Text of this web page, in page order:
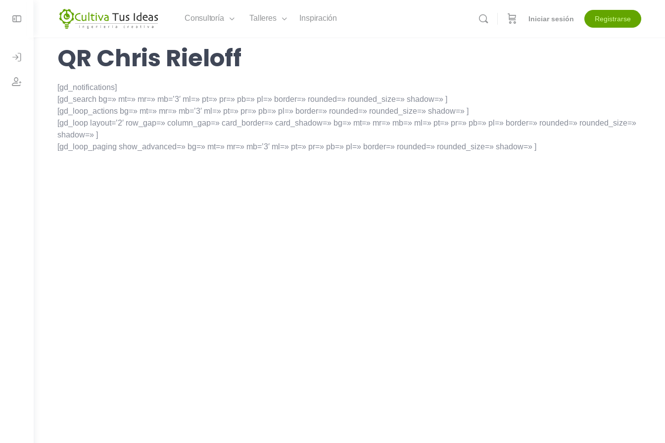
Consultoría Talleres Inspiración Iniciar sesión Registrarse
QR Chris Rieloff
[gd_notifications]
[gd_search bg=» mt=» mr=» mb=’3′ ml=» pt=» pr=» pb=» pl=» border=» rounded=» rounded_size=» shadow=» ]
[gd_loop_actions bg=» mt=» mr=» mb=’3′ ml=» pt=» pr=» pb=» pl=» border=» rounded=» rounded_size=» shadow=» ]
[gd_loop layout=’2′ row_gap=» column_gap=» card_border=» card_shadow=» bg=» mt=» mr=» mb=» ml=» pt=» pr=» pb=» pl=» border=» rounded=» rounded_size=»
shadow=» ]
[gd_loop_paging show_advanced=» bg=» mt=» mr=» mb=’3′ ml=» pt=» pr=» pb=» pl=» border=» rounded=» rounded_size=» shadow=» ]